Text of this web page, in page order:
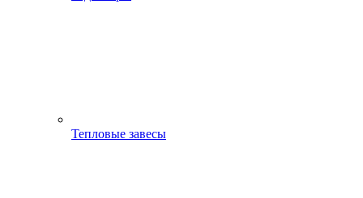
Тепловые завесы